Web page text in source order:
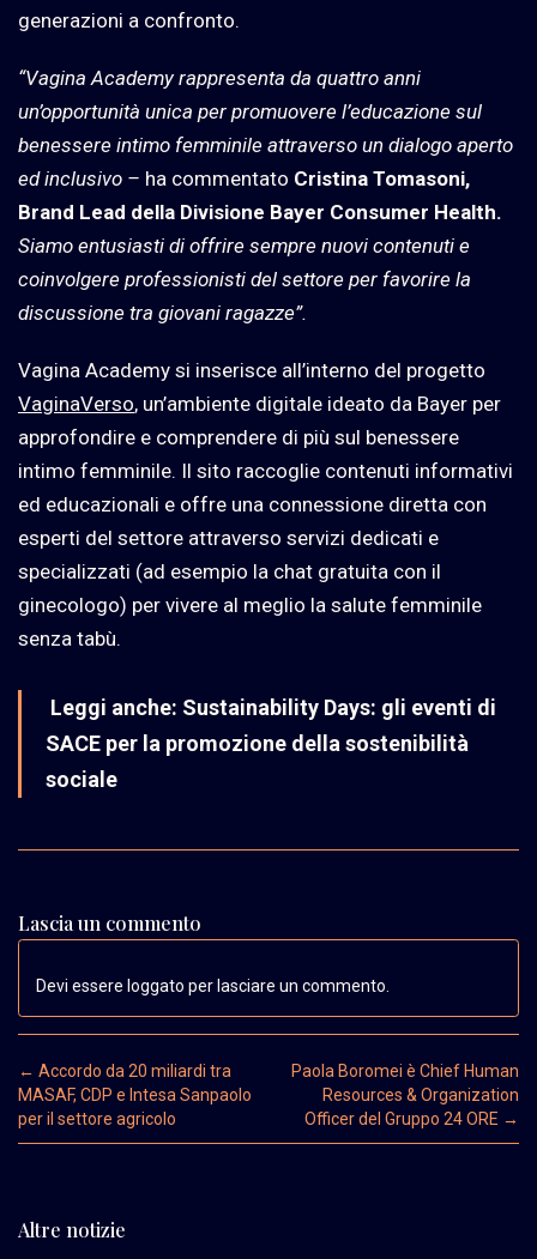
generazioni a confronto.
“Vagina Academy rappresenta da quattro anni
un’opportunità unica per promuovere l’educazione sul
benessere intimo femminile attraverso un dialogo aperto
ed inclusivo – ha commentato Cristina Tomasoni,
Brand Lead della Divisione Bayer Consumer Health.
Siamo entusiasti di offrire sempre nuovi contenuti e
coinvolgere professionisti del settore per favorire la
discussione tra giovani ragazze”.
Vagina Academy si inserisce all’interno del progetto
VaginaVerso, un’ambiente digitale ideato da Bayer per
approfondire e comprendere di più sul benessere
intimo femminile. Il sito raccoglie contenuti informativi
ed educazionali e offre una connessione diretta con
esperti del settore attraverso servizi dedicati e
specializzati (ad esempio la chat gratuita con il
ginecologo) per vivere al meglio la salute femminile
senza tabù.
Leggi anche: Sustainability Days: gli eventi di
SACE per la promozione della sostenibilità
sociale
Lascia un commento
Devi essere loggato per lasciare un commento.
Post navigation
← Accordo da 20 miliardi tra
MASAF, CDP e Intesa Sanpaolo
per il settore agricolo
Paola Boromei è Chief Human
Resources & Organization
Officer del Gruppo 24 ORE →
Altre notizie